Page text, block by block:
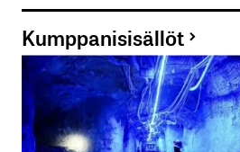
Kumppanisisällöt